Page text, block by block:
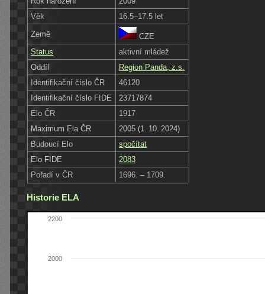
Věk
16.5–17.5 let
Země
CZE
Status
aktivní mládež
Oddíl
Region Panda, z.s.
Identifikační číslo ČR
46120
Identifikační číslo FIDE
23717874
Elo ČR
1917
Maximum Ela ČR
2005 (1. 10. 2024)
Budoucí Elo
spočítat
Elo FIDE
2083
Pořadí v ČR
1696. – 1709.
Historie ELA
2000
2200